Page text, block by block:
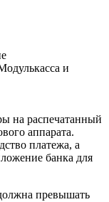
и
на распечатанный
аппарата.
платежа, а
банка для
превышать